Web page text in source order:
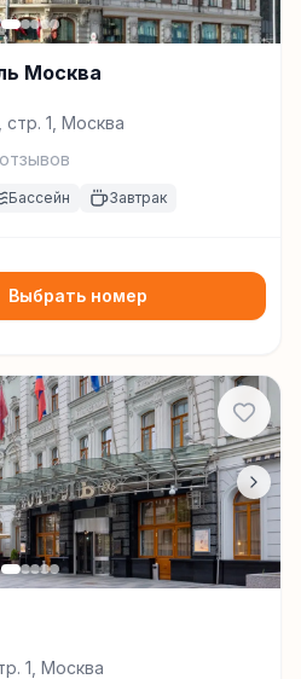
Москва
стр. 1, Москва
отзывов
Бассейн Завтрак
Выбрать номер
1, Москва